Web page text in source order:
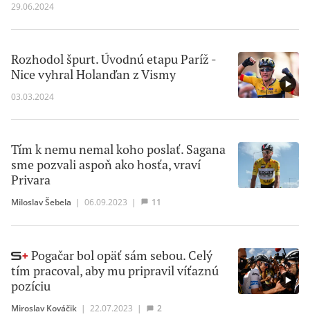
29.06.2024
Rozhodol špurt. Úvodnú etapu Paríž -
Nice vyhral Holanďan z Vismy
03.03.2024
Tím k nemu nemal koho poslať. Sagana
sme pozvali aspoň ako hosťa, vraví
Privara
Miloslav Šebela | 06.09.2023 | 11
Pogačar bol opäť sám sebou. Celý
tím pracoval, aby mu pripravil víťaznú
pozíciu
Miroslav Kováčik | 22.07.2023 | 2